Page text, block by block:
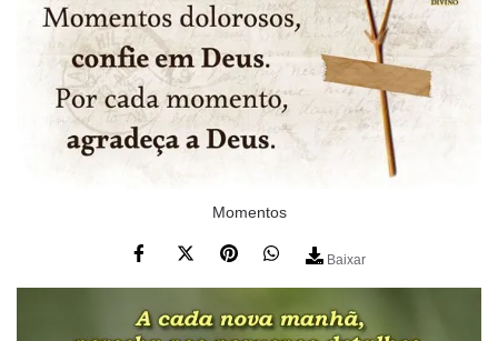
Momentos
Baixar